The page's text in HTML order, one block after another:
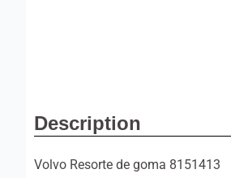
Description
Volvo Resorte de goma 8151413